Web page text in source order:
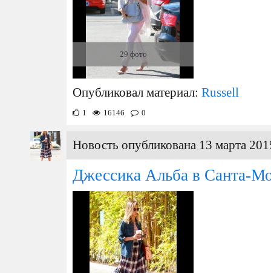
29 фото
Опубликовал материал: Russell
1 16146 0
Новость опубликована 13 марта
Джессика Альба в Санта-